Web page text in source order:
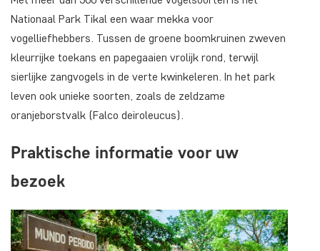
Nationaal Park Tikal een waar mekka voor
vogelliefhebbers. Tussen de groene boomkruinen zweven
kleurrijke toekans en papegaaien vrolijk rond, terwijl
sierlijke zangvogels in de verte kwinkeleren. In het park
leven ook unieke soorten, zoals de zeldzame
oranjeborstvalk (Falco deiroleucus).
Praktische informatie voor uw
bezoek